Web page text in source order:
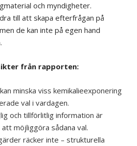
och myndigheter.
till att skapa efterfrågan på
de kan inte på egen hand
från rapporten:
minska viss kemikalieexponering
val i vardagen.
och tillförlitlig information är
möjliggöra sådana val.
räcker inte – strukturella